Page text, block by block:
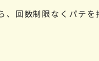
、回数制限なくパテを